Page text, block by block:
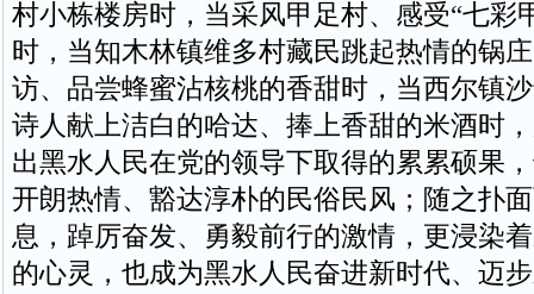
村小栋楼房时，当采风甲足村、感受“七彩
时，当知木林镇维多村藏民跳起热情的锅
访、品尝蜂蜜沾核桃的香甜时，当西尔镇
诗人献上洁白的哈达、捧上香甜的米酒时
出黑水人民在党的领导下取得的累累硕果
开朗热情、豁达淳朴的民俗民风；随之扑
息，踔厉奋发、勇毅前行的激情，更浸染
的心灵，也成为黑水人民奋进新时代、迈